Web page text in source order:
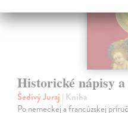
Historické nápisy
Šedivý Juraj | Kniha
Po nemeckej a francúzskej